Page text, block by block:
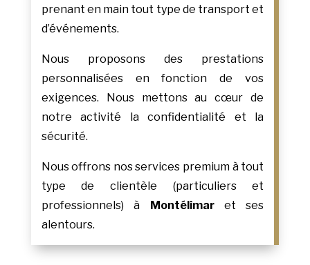
prenant en main tout type de transport et
d’événements.
Nous proposons des prestations
personnalisées en fonction de vos
exigences. Nous mettons au cœur de
notre activité la confidentialité et la
sécurité.
Nous offrons nos services premium à tout
type de clientèle (particuliers et
professionnels) à Montélimaret ses
alentours.